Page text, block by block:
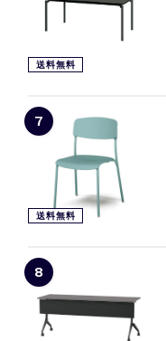
送料無料
7
送料無料
8